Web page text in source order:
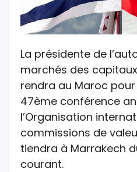
La présidente de
marchés des
rendra au Maroc
47ème conférence
l’Organisation
commissions de
tiendra à Marrakech
courant.